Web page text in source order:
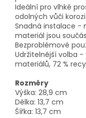
Ideální pro vlhké
odolných vůči korozi.
Snadná instalace -
materiál jsou
Bezproblémové
Udržitelnější volba
materiálů, 72 %
Rozměry
Výška: 28,9 cm
Délka: 13,7 cm
Šířka: 13,7 cm